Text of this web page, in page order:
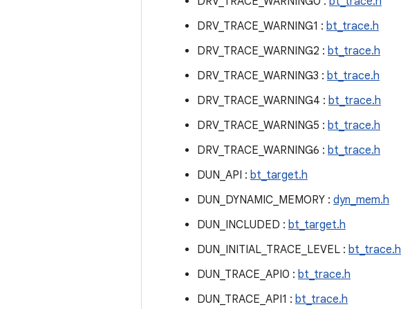
DRV_TRACE_WARNING1 : bt_trace.h
DRV_TRACE_WARNING2 : bt_trace.h
DRV_TRACE_WARNING3 : bt_trace.h
DRV_TRACE_WARNING4 : bt_trace.h
DRV_TRACE_WARNING5 : bt_trace.h
DRV_TRACE_WARNING6 : bt_trace.h
DUN_API : bt_target.h
DUN_DYNAMIC_MEMORY : dyn_mem.h
DUN_INCLUDED : bt_target.h
DUN_INITIAL_TRACE_LEVEL : bt_trace.h
DUN_TRACE_API0 : bt_trace.h
DUN_TRACE_API1 : bt_trace.h